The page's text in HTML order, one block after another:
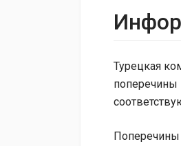
Турецкая
поперечины
Поперечины